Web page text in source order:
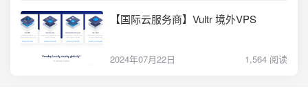
【国际云服务商】Vultr 境外VPS
2024年07月22日 1,564 阅读